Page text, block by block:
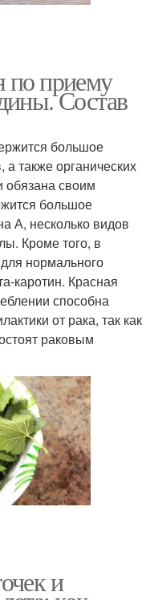
по приему
Состав
большое
также органических
обязана своим
большое
А, несколько видов
Кроме того, в
нормального
каротин. Красная
способна
от рака, так как
раковым
и